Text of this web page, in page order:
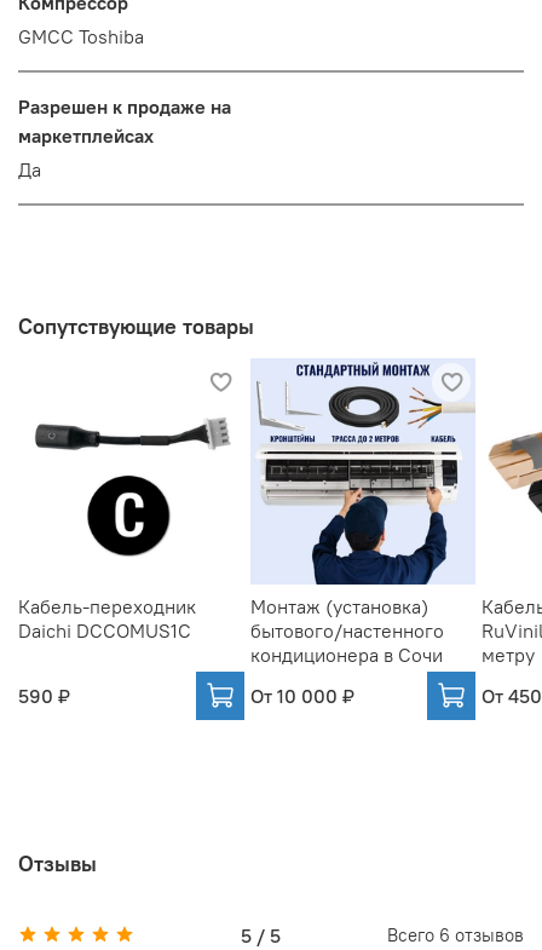
GMCC Toshiba
Разрешен к продаже на
маркетплейсах
Да
Сопутствующие товары
Кабель-переходник
Daichi DCCOMUS1C
590 ₽
Монтаж (установка)
бытового/настенного
кондиционера в Сочи
От 10 000 ₽
метру
От
Отзывы
5 / 5 Всего 6 отзывов